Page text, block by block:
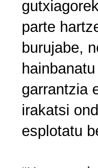
parte
burujabe,
garrantzia
irakatsi
esplotatu